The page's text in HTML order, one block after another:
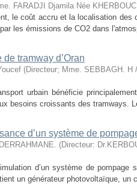
FARADJI Djamila Née
le coût accru et la localisation
les émissions de CO2 dans
tramway d’Oran
(Directeur; Mme. SEBBAGH. H
urbain bénéficie
besoins croissants des tramways.
d’un système de
(Directeur:
d’un système de pompage
un générateur photovoltaïque, un